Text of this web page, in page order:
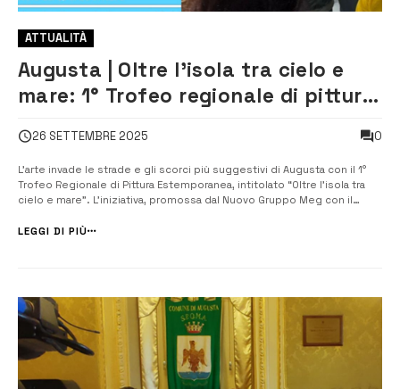
ATTUALITÀ
Augusta | Oltre l’isola tra cielo e
mare: 1° Trofeo regionale di pittura
26 SETTEMBRE 2025 0
L’arte invade le strade e gli scorci più suggestivi di Augusta con il 1°
Trofeo Regionale di Pittura Estemporanea, intitolato “Oltre l’isola tra
cielo e mare”. L’iniziativa, promossa dal Nuovo Gruppo Meg con il
preannuncia come un evento di grande richiamo per artisti, appa...
LEGGI DI PIÙ